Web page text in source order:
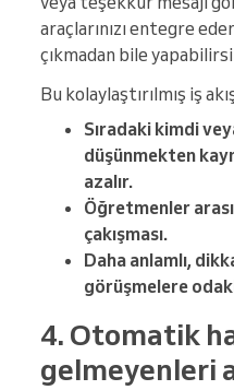
araçlarınızı entegre
çıkmadan bile
Bu kolaylaştırılmış iş
Sıradaki kimdi
düşünmekten
azalır.
Öğretmenler
çakışması.
Daha anlamlı,
görüşmelere
4. Otomatik
gelmeyenleri